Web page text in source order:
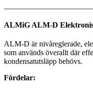
ALMiG ALM-D
ALM-D är nivåreglerade,
som används överallt där
kondensatutsläpp behövs.
Fördelar: